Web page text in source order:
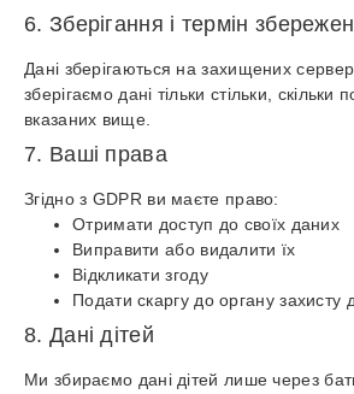
6. Зберігання і термін
Дані зберігаються на захищених
зберігаємо дані тільки стільки, скільки
вказаних вище.
7. Ваші права
Згідно з GDPR ви маєте право:
Отримати доступ до своїх даних
Виправити або видалити їх
Відкликати згоду
Подати скаргу до органу захисту
8. Дані дітей
Ми збираємо дані дітей лише через